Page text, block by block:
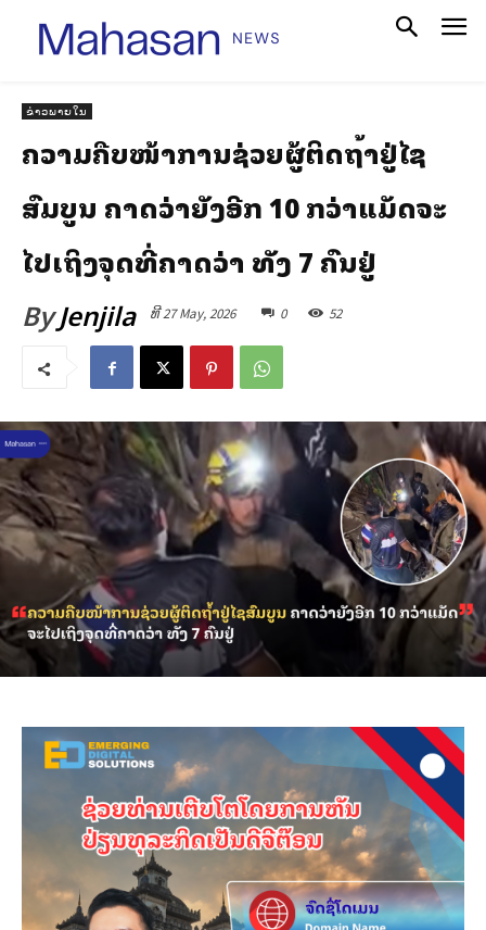
ຂ່າວພາຍໃນ
ຄວາມຄືບໜ້າການຊ່ວຍຜູ້ຕິດຖໍ້າຢູ່ໄຊ
ສົມບູນ ຄາດວ່າຍັງອີກ 10 ກວ່າແມັດຈະ
ໄປເຖິງຈຸດທີ່ຄາດວ່າ ທັງ 7 ຄົນຢູ່
ByJenjila ທີ 27 May, 2026 0 52